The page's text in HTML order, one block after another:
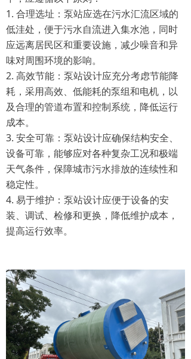
1. 合理选址：泵站应选在污水汇流区域的
低洼处，便于污水自流进入集水池，同时
应远离居民区和重要设施，减少噪音和异
味对周围环境的影响。
2. 高效节能：泵站设计应充分考虑节能降
耗，采用高效、低能耗的泵组和电机，以
及合理的管道布置和控制系统，降低运行
成本。
3. 安全可靠：泵站设计应确保结构安全、
设备可靠，能够应对各种复杂工况和极端
天气条件，保障城市污水排放的连续性和
稳定性。
4. 易于维护：泵站设计应便于设备的安
装、调试、检修和更换，降低维护成本，
提高运行效率。